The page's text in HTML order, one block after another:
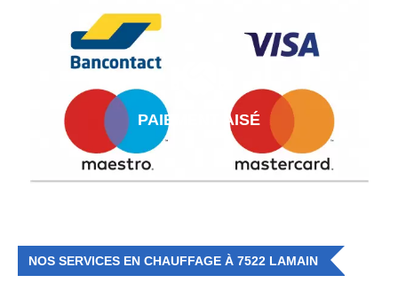
PAIEMENT AISÉ
NOS SERVICES EN CHAUFFAGE À 7522 LAMAIN